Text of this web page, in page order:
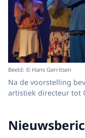
Beeld: © Hans Gerritsen
Na de voorstelling
artistiek directeur tot